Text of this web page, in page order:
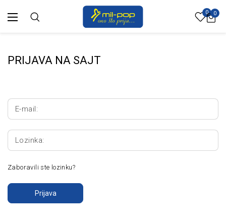
0 0
PRIJAVA NA SAJT
E-mail:
Lozinka:
Zaboravili ste lozinku?
Prijava